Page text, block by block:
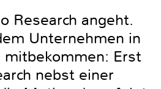
Research angeht.
Unternehmen in
mitbekommen: Erst
nebst einer